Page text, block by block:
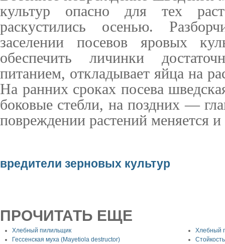
культур опасно для тех
раскустились осенью.
заселении посевов яровых
обеспечить личинки
питанием, откладывает яйца на
На ранних сроках посева
боковые стебли, на поздних —
повреждении растений меняется
вредители зерновых культур
ПРОЧИТАТЬ ЕЩЕ
Хлебный пилильщик
Хлебный
Гессенская муха (Мауetiola destructor)